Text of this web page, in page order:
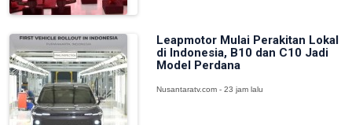
Leapmotor Mulai Perakitan Lokal
di Indonesia, B10 dan C10 Jadi
Model Perdana
Nusantaratv.com - 23 jam lalu